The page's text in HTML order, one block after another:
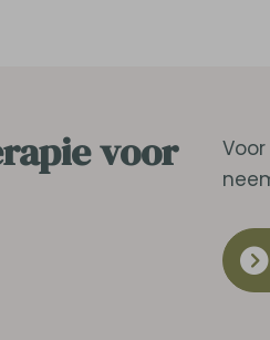
voor